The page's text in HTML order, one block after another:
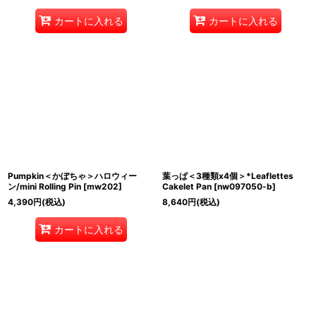
カートに入れる カートに入れる
Pumpkin＜かぼちゃ＞ハロウィー
ン/mini Rolling Pin [mw202]
4,390円(税込)
カートに入れる
葉っぱ＜3種類x4個＞*Leaflettes
Cakelet Pan [nw097050-b]
8,640円(税込)